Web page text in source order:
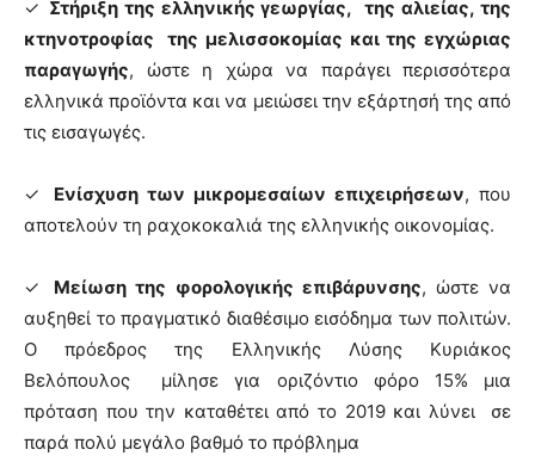
✓ Στήριξη της ελληνικής γεωργίας, της αλιείας, της
κτηνοτροφίας της μελισσοκομίας και της εγχώριας
παραγωγής, ώστε η χώρα να παράγει περισσότερα
ελληνικά προϊόντα και να μειώσει την εξάρτησή της από
τις εισαγωγές.
✓ Ενίσχυση των μικρομεσαίων επιχειρήσεων, που
αποτελούν τη ραχοκοκαλιά της ελληνικής οικονομίας.
✓ Μείωση της φορολογικής επιβάρυνσης, ώστε να
αυξηθεί το πραγματικό διαθέσιμο εισόδημα των πολιτών.
Ο πρόεδρος της Ελληνικής Λύσης Κυριάκος
Βελόπουλος μίλησε για οριζόντιο φόρο 15% μια
πρόταση που την καταθέτει από το 2019 και λύνει σε
παρά πολύ μεγάλο βαθμό το πρόβλημα